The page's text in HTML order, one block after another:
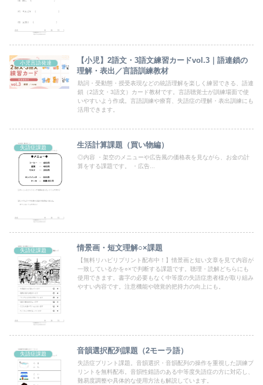
小児言語発達
【小児】2語文・3語文練習カードvol.3｜語連鎖の
理解・表出／言語訓練教材
助詞・受動態・授受表現などの統語理解を楽しく練習できる、語連
鎖（2語文・3語文）カード教材です。言語聴覚士が訓練場面で使
いやすいよう作成。言語訓練や療育、失語症の理解・表出訓練にも
活用できます。
失語症課題 生活計算課題（買い物編）
◎内容 ・架空のメニューや広告風の価格表を見ながら、お金の計
算をする課題です。 ・広告...
失語症課題 情景画・短文理解○×課題
【無料リハビリプリント配布中！】情景画と短い文章を見て内容が
一致しているかを○×で判断する課題です。聴理・読解どちらにも
使用できます。書字の必要もなく中等度の失語症患者様が取り組み
やすい内容です。注意機能や聴覚的把持力の向上にも。
失語症課題 音韻選択配列課題（2モーラ語）
失語症プリント課題。音韻選択・音韻配列の操作を重視した訓練プ
リントを無料配布。音韻性錯語のある中等度失語症の方に対応し、
難易度調整や具体的な使用方法も解説しています。